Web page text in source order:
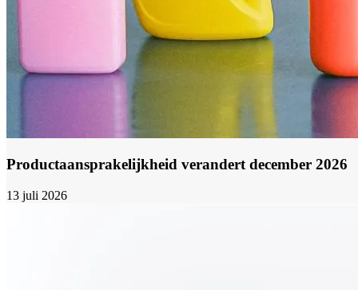
Productaansprakelijkheid verandert december 2026
13 juli 2026